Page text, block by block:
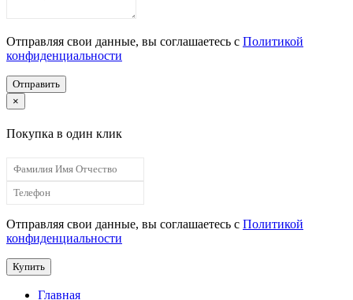
Отправляя свои данные, вы соглашаетесь с Политикой
конфиденциальности
Отправить
×
Покупка в один клик
Отправляя свои данные, вы соглашаетесь с Политикой
конфиденциальности
Купить
Главная